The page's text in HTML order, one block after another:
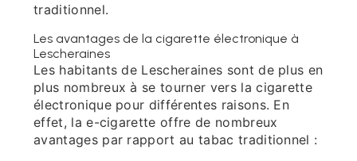
traditionnel.
Les avantages de la cigarette électronique à
Lescheraines
Les habitants de Lescheraines sont de plus en
plus nombreux à se tourner vers la cigarette
électronique pour différentes raisons. En
effet, la e-cigarette offre de nombreux
avantages par rapport au tabac traditionnel :